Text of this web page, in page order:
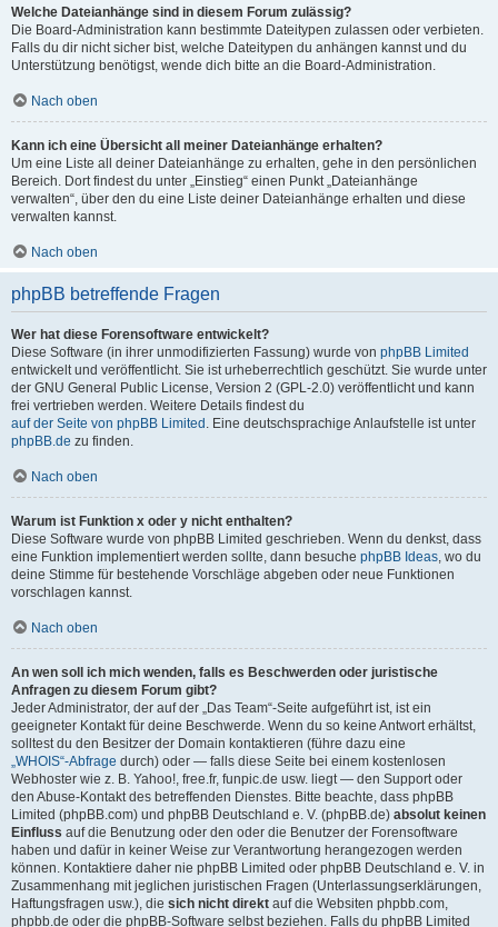
Welche Dateianhänge sind in diesem Forum zulässig?
Die Board-Administration kann bestimmte Dateitypen zulassen oder verbieten.
Falls du dir nicht sicher bist, welche Dateitypen du anhängen kannst und du
Unterstützung benötigst, wende dich bitte an die Board-Administration.
Nach oben
Kann ich eine Übersicht all meiner Dateianhänge erhalten?
Um eine Liste all deiner Dateianhänge zu erhalten, gehe in den persönlichen
Bereich. Dort findest du unter „Einstieg“ einen Punkt „Dateianhänge
verwalten“, über den du eine Liste deiner Dateianhänge erhalten und diese
verwalten kannst.
Nach oben
phpBB betreffende Fragen
Wer hat diese Forensoftware entwickelt?
Diese Software (in ihrer unmodifizierten Fassung) wurde von phpBB Limited
entwickelt und veröffentlicht. Sie ist urheberrechtlich geschützt. Sie wurde unter
der GNU General Public License, Version 2 (GPL-2.0) veröffentlicht und kann
frei vertrieben werden. Weitere Details findest du
auf der Seite von phpBB Limited . Eine deutschsprachige Anlaufstelle ist unter
phpBB.de zu finden.
Nach oben
Warum ist Funktion x oder y nicht enthalten?
Diese Software wurde von phpBB Limited geschrieben. Wenn du denkst, dass
eine Funktion implementiert werden sollte, dann besuche phpBB Ideas , wo du
deine Stimme für bestehende Vorschläge abgeben oder neue Funktionen
vorschlagen kannst.
Nach oben
An wen soll ich mich wenden, falls es Beschwerden oder juristische
Anfragen zu diesem Forum gibt?
Jeder Administrator, der auf der „Das Team“-Seite aufgeführt ist, ist ein
geeigneter Kontakt für deine Beschwerde. Wenn du so keine Antwort erhältst,
solltest du den Besitzer der Domain kontaktieren (führe dazu eine
„WHOIS“-Abfrage durch) oder — falls diese Seite bei einem kostenlosen
Webhoster wie z. B. Yahoo!, free.fr, funpic.de usw. liegt — den Support oder
den Abuse-Kontakt des betreffenden Dienstes. Bitte beachte, dass phpBB
Limited (phpBB.com) und phpBB Deutschland e. V. (phpBB.de) absolut keinen
Einfluss auf die Benutzung oder den oder die Benutzer der Forensoftware
haben und dafür in keiner Weise zur Verantwortung herangezogen werden
können. Kontaktiere daher nie phpBB Limited oder phpBB Deutschland e. V. in
Zusammenhang mit jeglichen juristischen Fragen (Unterlassungserklärungen,
Haftungsfragen usw.), die sich nicht direkt auf die Websiten phpbb.com,
phpbb.de oder die phpBB-Software selbst beziehen. Falls du phpBB Limited